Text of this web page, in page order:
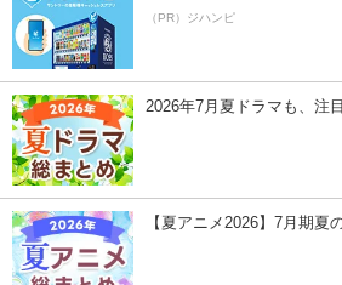
（PR）ジハンピ
2026年7月夏ドラマも、注
【夏アニメ2026】7月期夏